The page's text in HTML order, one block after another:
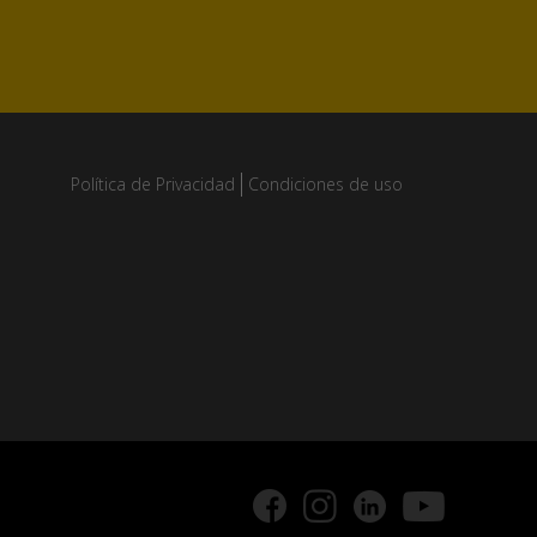
Política de Privacidad Condiciones de uso